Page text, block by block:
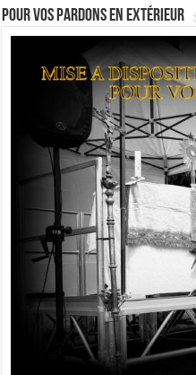
Pour vos pardons en extérieur